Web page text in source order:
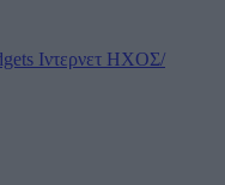
Ιντερνετ ΗΧΟΣ/